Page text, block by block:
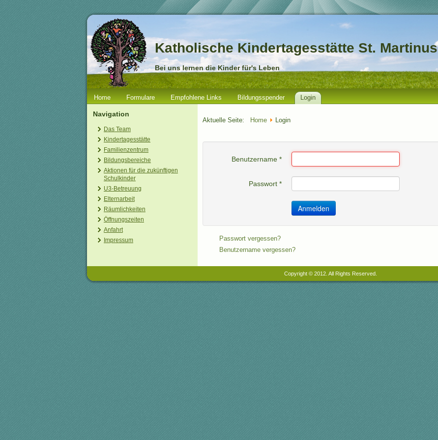
Katholische Kindertagesstätte St. Martinus
Bei uns lernen die Kinder für's Leben
Home Formulare Empfohlene Links Bildungsspender Login
Navigation
Das Team
Kindertagesstätte
Familienzentrum
Bildungsbereiche
Aktionen für die zukünftigen
Schulkinder
U3-Betreuung
Elternarbeit
Räumlichkeiten
Öffnungszeiten
Anfahrt
Impressum
Aktuelle Seite: Home Login
Benutzername *
Passwort *
Anmelden
Passwort vergessen?
Benutzername vergessen?
Copyright © 2012. All Rights Reserved.